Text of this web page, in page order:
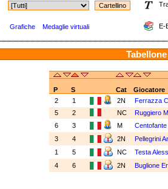
Grafiche Medaglie virtuali E-
P S Cat
Giocatore
2
1 2N
Ferrazza
5
2 NC
Ruggiero
6
3 M
3
4 2N
Pellegrini
1
5 NC
Testa
4
6 2N Buglione